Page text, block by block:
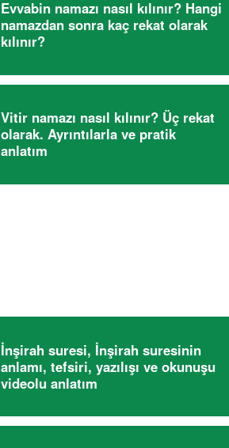
Evvabin namazı nasıl kılınır? Hangi
namazdan sonra kaç rekat olarak
kılınır?
Vitir namazı nasıl kılınır? Üç rekat
olarak. Ayrıntılarla ve pratik
anlatım
İnşirah suresi, İnşirah suresinin
anlamı, tefsiri, yazılışı ve okunuşu
videolu anlatım